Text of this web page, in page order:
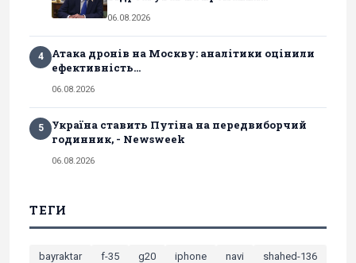
06.08.2026
4
Атака дронів на Москву: аналітики оцінили
ефективність...
06.08.2026
5
Україна ставить Путіна на передвиборчий
годинник, - Newsweek
06.08.2026
ТЕГИ
bayraktar f-35 g20 iphone navi
shahed-136